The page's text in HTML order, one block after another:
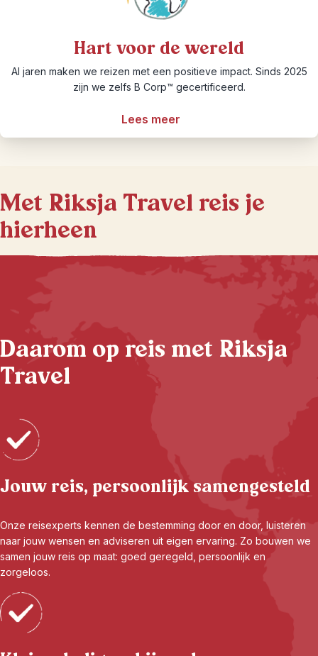
Hart voor de wereld
Al jaren maken we reizen met een positieve impact. Sinds 2025
zijn we zelfs B Corp™ gecertificeerd.
Lees meer
Met Riksja Travel reis je
hierheen
Daarom op reis met Riksja
Travel
Jouw reis, persoonlijk samengesteld
Onze reisexperts kennen de bestemming door en door, luisteren
naar jouw wensen en adviseren uit eigen ervaring. Zo bouwen we
samen jouw reis op maat: goed geregeld, persoonlijk en
zorgeloos.